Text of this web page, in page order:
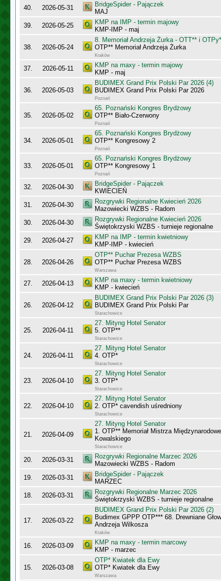
40.
2026-05-31
BridgeSpider - Pajączek
MAJ
39.
2026-05-25
KMP na IMP - termin majowy
KMP-IMP - maj
38. 2026-05-24
8. Memoriał Andrzeja Żurka - OTT** i
OTP** Memoriał Andrzeja Żurka
Kraków
37. 2026-05-11
KMP na maxy - termin majowy
KMP - maj
36. 2026-05-03
BUDIMEX Grand Prix Polski Par 2026 (4)
BUDIMEX Grand Prix Polski Par 2026
Poznań
35. 2026-05-02
65. Poznański Kongres Brydżowy
OTP** Biało-Czerwony
Poznań
34. 2026-05-01
65. Poznański Kongres Brydżowy
OTP** Kongresowy 2
Poznań
33. 2026-05-01
65. Poznański Kongres Brydżowy
OTP** Kongresowy 1
Poznań
32. 2026-04-30
BridgeSpider - Pajączek
KWIECIEŃ
31.
2026-04-30
Rozgrywki Regionalne Kwiecień 2026
Mazowiecki WZBS - Radom
30.
2026-04-30
Rozgrywki Regionalne Kwiecień 2026
Świętokrzyski WZBS - turnieje regionalne
29.
2026-04-27
KMP na IMP - termin kwietniowy
KMP-IMP - kwiecień
28. 2026-04-26
OTP** Puchar Prezesa WZBS
OTP** Puchar Prezesa WZBS
Warszawa
27. 2026-04-13
KMP na maxy - termin kwietniowy
KMP - kwiecień
26. 2026-04-12
BUDIMEX Grand Prix Polski Par 2026 (3)
BUDIMEX Grand Prix Polski Par
Starachowice
25. 2026-04-11
27. Mityng Hotel Senator
5. OTP**
Starachowice
24. 2026-04-11
27. Mityng Hotel Senator
4. OTP*
Starachowice
23. 2026-04-10
27. Mityng Hotel Senator
3. OTP*
Starachowice
22. 2026-04-10
27. Mityng Hotel Senator
2. OTP* cavendish uśredniony
Starachowice
21. 2026-04-09
27. Mityng Hotel Senator
1. OTP** Memoriał Mistrza
Kowalskiego
Starachowice
20. 2026-03-31
Rozgrywki Regionalne Marzec 2026
Mazowiecki WZBS - Radom
19.
2026-03-31
BridgeSpider - Pajączek
MARZEC
18.
2026-03-31
Rozgrywki Regionalne Marzec 2026
Świętokrzyski WZBS - turnieje regionalne
17. 2026-03-22
BUDIMEX Grand Prix Polski Par 2026 (2)
Budimex GPPP OTP*** 68. Drewniane
Andrzeja Wilkosza
Kraków
16. 2026-03-09
KMP na maxy - termin marcowy
KMP - marzec
15. 2026-03-08
OTP* Kwiatek dla Ewy
OTP* Kwiatek dla Ewy
Warszawa